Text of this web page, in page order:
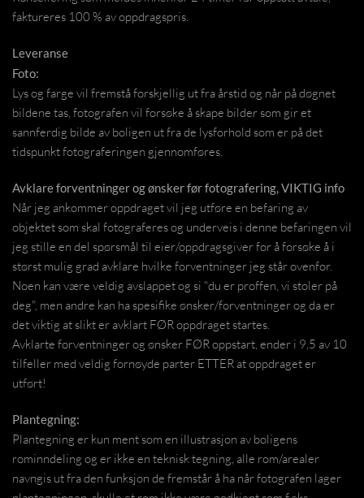
faktureres 100 % av oppdragspris.
Leveranse
Foto:
Lys og farge vil fremstå forskjellig ut fra årstid og når på døgnet
bildene tas, fotografen vil forsøke å skape bilder som gir et
sannferdig bilde av boligen ut fra de lysforhold som er på det
tidspunkt fotograferingen gjennomføres.
Avklare forventninger og ønsker før fotografering, VIKTIG info
Når jeg ankommer oppdraget vil jeg utføre en befaring av
objektet som skal fotograferes og underveis i denne befaringen vil
jeg stille en del spørsmål til eier/oppdragsgiver for å forsøke å i
størst mulig grad avklare hvilke forventninger jeg står ovenfor.
Noen kan være veldig avslappet og si "du er proffen, vi stoler på
deg", men andre kan ha spesifike ønsker/forventninger og da er
det viktig at slikt er avklart FØR oppdraget startes.
Avklarte forventninger og ønsker FØR oppstart, ender i 9,5 av 10
tilfeller med veldig fornøyde parter ETTER at oppdraget er
utført!
Plantegning:
Plantegning er kun ment som en illustrasjon av boligens
rominndeling og er ikke en teknisk tegning, alle rom/arealer
navngis ut fra den funksjon de fremstår å ha når fotografen lager